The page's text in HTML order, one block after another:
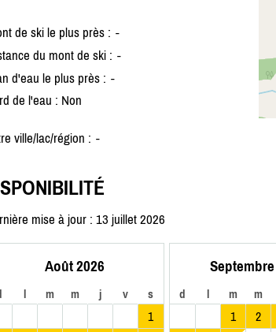
de ski le plus près : -
du mont de ski : -
d'eau le plus près : -
de l'eau : Non
ville/lac/région : -
mise à jour : 13 juillet 2026
Août 2026
l m m j v s
1
d l m m
1 2